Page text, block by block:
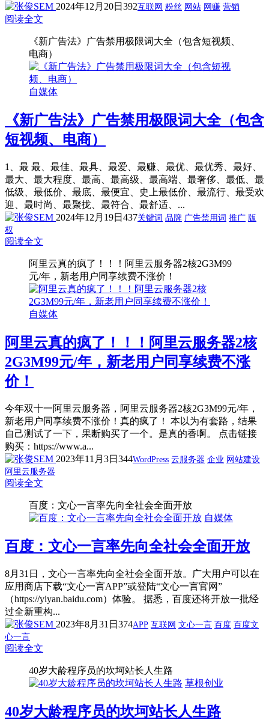
2024年12月20日 392互联网 粉丝 网站 网赚 营销
阅读全文
《新广告法》广告禁用极限词大全（包含短视频、
电商）
自媒体
《新广告法》广告禁用极限词大全（包含
短视频、电商）
1、最 最、最佳、最具、最爱、最赚、最优、最优秀、最好、
最大、最大程度、最高、最高级、最高端、最奢侈、最低、最
低级、最低价、最底、最便宜、史上最低价、最流行、最受欢
迎、最时尚、最聚拢、最符合、最舒适、...
2024年12月19日 437关键词 品牌 广告禁用词 推广 版
权
阅读全文
阿里云真的疯了！！！阿里云服务器2核2G3M99
元/年，新老用户同享续费不涨价！
自媒体
阿里云真的疯了！！！阿里云服务器2核
2G3M99元/年，新老用户同享续费不涨
价！
今年双十一阿里云服务器，阿里云服务器2核2G3M99元/年，
新老用户同享续费不涨价！真的疯了！ 本以为有套路，结果
自己测试了一下，果断购买了一个。是真的香啊。 点击链接
购买：https://www.a...
2023年11月3日 344WordPress 云服务器 企业 网站建设
阿里云服务器
阅读全文
百度：文心一言率先向全社会全面开放
自媒体
百度：文心一言率先向全社会全面开放
8月31日，文心一言率先向全社会全面开放。广大用户可以在
应用商店下载“文心一言APP”或登陆“文心一言官网”
（https://yiyan.baidu.com）体验。 据悉，百度还将开放一批经
过全新重构...
2023年8月31日 374APP 互联网 文心一言 百度 百度文
心一言
阅读全文
40岁大龄程序员的坎坷站长人生路
草根创业
40岁大龄程序员的坎坷站长人生路